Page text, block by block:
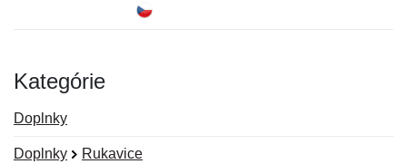
Kategórie
Doplnky
Doplnky Rukavice